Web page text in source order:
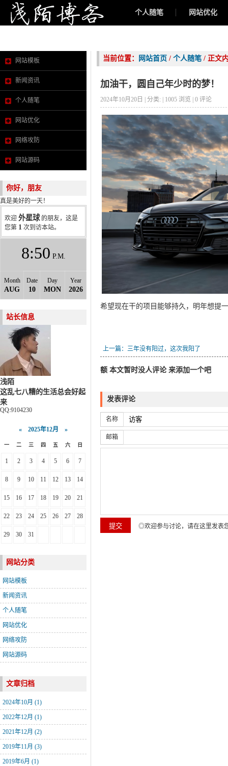
个人随笔 网站优化
网站模板
新闻资讯
个人随笔
网站优化
网络攻防
网站源码
你好，朋友
真是美好的一天！
欢迎 外星球 的朋友，这是
您第 1 次到访本站。
8 50 P.M.
Month
AUG
Date
10
Day
MON
Year
2026
站长信息
浅陌
这乱七八糟的生活总会好起
来
QQ:9104230
« 2025年12月 »
一 二 三 四 五 六 日
1 2 3 4 5 6 7
8 9 10 11 12 13 14
15 16 17 18 19 20 21
22 23 24 25 26 27 28
29 30 31
网站分类
网站模板
新闻资讯
个人随笔
网站优化
网络攻防
网站源码
文章归档
2024年10月 (1)
2022年12月 (1)
2021年12月 (2)
2019年11月 (3)
2019年6月 (1)
当前位置： 网站首页 / 个人随笔 / 正文
加油干，圆自己年少时的梦！
2024年10月20日 | 分类: | 1005 浏览 | 0 评论
希望现在干的项目能够持久，明年想提
上一篇：三年没有阳过，这次我阳了
额 本文暂时没人评论 来添加一个吧
发表评论
名称
邮箱
◎欢迎参与讨论，请在这里发表